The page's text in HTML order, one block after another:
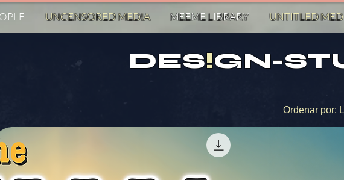
UNCENSORED MED!A MEEME LIBRARY UNTITLED
DES!GN-
Ordenar por: